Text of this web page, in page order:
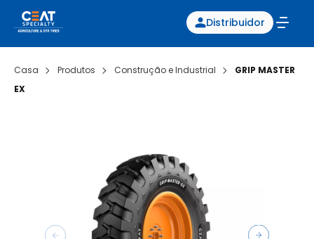
Distribuidor
Casa Produtos Construção e Industrial
GRIP MASTER
EX